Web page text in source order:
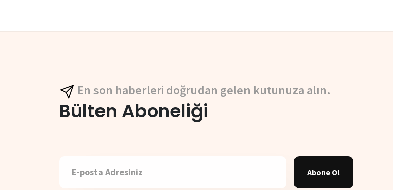
En son haberleri doğrudan gelen kutunuza alın.
Bülten Aboneliği
Abone Ol